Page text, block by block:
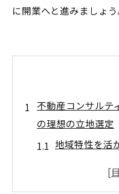
に開業へと進みましょう
不動産コンサルテ
の理想の立地選定
地域特性を活
市場データを